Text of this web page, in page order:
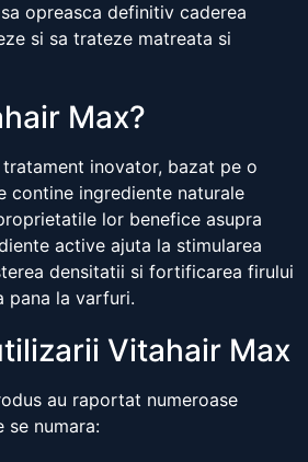
opreasca definitiv caderea
si sa trateze matreata si
Max?
inovator, bazat pe o
contine ingrediente naturale
lor benefice asupra
active ajuta la stimularea
densitatii si fortificarea firului
pana la varfuri.
Vitahair Max
au raportat numeroase
se numara: